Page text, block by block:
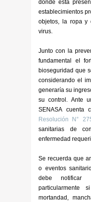
donde está
establecimientos
objetos, la ropa y
virus.
Junto con la
fundamental el
bioseguridad que
considerando el
generaría su
su control. Ante
SENASA cuenta
Resolución N°
sanitarias de
enfermedad
Se recuerda que
o eventos
debe notificar
particularmente
mortandad,